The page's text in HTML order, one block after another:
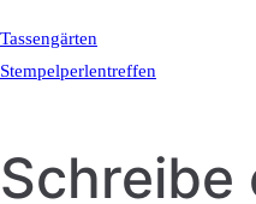
Tassengärten
Stempelperlentreffen
Schreibe